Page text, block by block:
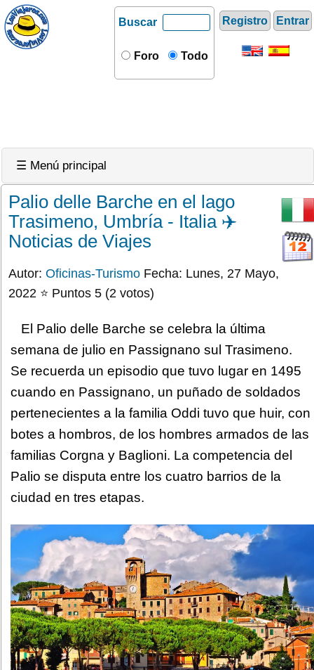
Registro Entrar
Buscar
Foro Todo
☰ Menú principal
Palio delle Barche en el lago
Trasimeno, Umbría - Italia ✈️
Noticias de Viajes
Autor: Oficinas-Turismo Fecha: Lunes, 27 Mayo,
2022 ⭐ Puntos 5 (2 votos)
El Palio delle Barche se celebra la última
semana de julio en Passignano sul Trasimeno.
Se recuerda un episodio que tuvo lugar en 1495
cuando en Passignano, un puñado de soldados
pertenecientes a la familia Oddi tuvo que huir, con
botes a hombros, de los hombres armados de las
familias Corgna y Baglioni. La competencia del
Palio se disputa entre los cuatro barrios de la
ciudad en tres etapas.